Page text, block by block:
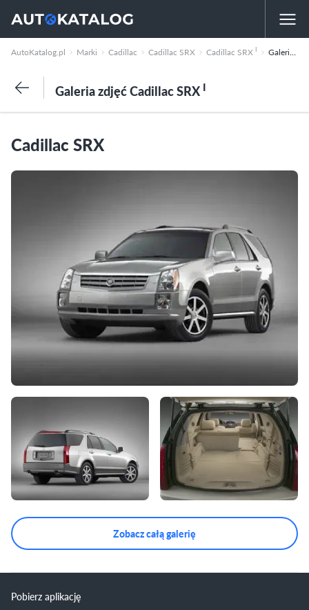
AutoKatalog.pl Marki Cadillac Cadillac SRX Cadillac SRX I Galeria zdjęć
Galeria zdjęć Cadillac SRX I
Cadillac SRX
Zobacz całą galerię
Pobierz aplikację